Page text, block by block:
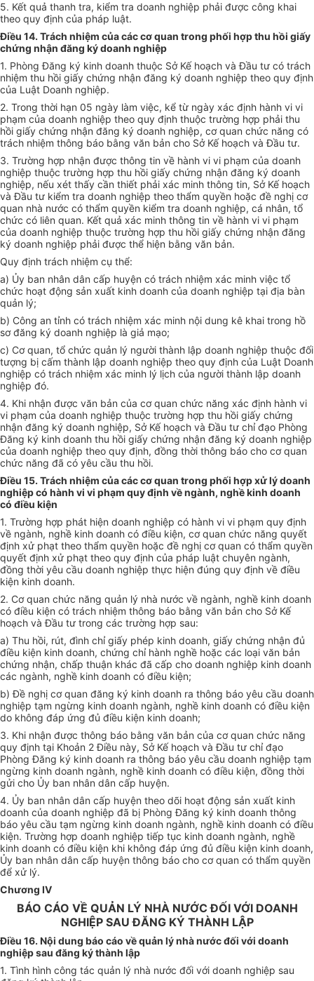
5. Kết quả thanh tra, kiểm tra doanh nghiệp phải được công khai
theo quy định của pháp luật.
Điều 14. Trách nhiệm của các cơ quan trong phối hợp thu hồi giấy
chứng nhận đăng ký doanh nghiệp
1. Phòng Đăng ký kinh doanh thuộc Sở Kế hoạch và Đầu tư có trách
nhiệm thu hồi giấy chứng nhận đăng ký doanh nghiệp theo quy định
của Luật Doanh nghiệp.
2. Trong thời hạn 05 ngày làm việc, kể từ ngày xác định hành vi vi
phạm của doanh nghiệp theo quy định thuộc trường hợp phải thu
hồi giấy chứng nhận đăng ký doanh nghiệp, cơ quan chức năng có
trách nhiệm thông báo bằng văn bản cho Sở Kế hoạch và Đầu tư.
3. Trường hợp nhận được thông tin về hành vi vi phạm của doanh
nghiệp thuộc trường hợp thu hồi giấy chứng nhận đăng ký doanh
nghiệp, nếu xét thấy cần thiết phải xác minh thông tin, Sở Kế hoạch
và Đầu tư kiểm tra doanh nghiệp theo thẩm quyền hoặc đề nghị cơ
quan nhà nước có thẩm quyền kiểm tra doanh nghiệp, cá nhân, tổ
chức có liên quan. Kết quả xác minh thông tin về hành vi vi phạm
của doanh nghiệp thuộc trường hợp thu hồi giấy chứng nhận đăng
ký doanh nghiệp phải được thể hiện bằng văn bản.
Quy định trách nhiệm cụ thể:
a) Ủy ban nhân dân cấp huyện có trách nhiệm xác minh việc tổ
chức hoạt động sản xuất kinh doanh của doanh nghiệp tại địa bàn
quản lý;
b) Công an tỉnh có trách nhiệm xác minh nội dung kê khai trong hồ
sơ đăng ký doanh nghiệp là giả mạo;
c) Cơ quan, tổ chức quản lý người thành lập doanh nghiệp thuộc đối
tượng bị cấm thành lập doanh nghiệp theo quy định của Luật Doanh
nghiệp có trách nhiệm xác minh lý lịch của người thành lập doanh
nghiệp đó.
4. Khi nhận được văn bản của cơ quan chức năng xác định hành vi
vi phạm của doanh nghiệp thuộc trường hợp thu hồi giấy chứng
nhận đăng ký doanh nghiệp, Sở Kế hoạch và Đầu tư chỉ đạo Phòng
Đăng ký kinh doanh thu hồi giấy chứng nhận đăng ký doanh nghiệp
của doanh nghiệp theo quy định, đồng thời thông báo cho cơ quan
chức năng đã có yêu cầu thu hồi.
Điều 15. Trách nhiệm của các cơ quan trong phối hợpxử lý doanh
nghiệp có hành vi vi phạm quy định về ngành, nghề kinh doanh
có điều kiện
1. Trường hợp phát hiện doanh nghiệp có hành vi vi phạm quy định
về ngành, nghề kinh doanh có điều kiện, cơ quan chức năng quyết
định xử phạt theo thẩm quyền hoặc đề nghị cơ quan có thẩm quyền
quyết định xử phạt theo quy định của pháp luật chuyên ngành,
đồng thời yêu cầu doanh nghiệp thực hiện đúng quy định về điều
kiện kinh doanh.
2. Cơ quan chức năng quản lý nhà nước về ngành, nghề kinh doanh
có điều kiện có trách nhiệm thông báo bằng văn bản cho Sở Kế
hoạch và Đầu tư trong các trường hợp sau:
a) Thu hồi, rút, đình chỉ giấy phép kinh doanh, giấy chứng nhận đủ
điều kiện kinh doanh, chứng chỉ hành nghề hoặc các loại văn bản
chứng nhận, chấp thuận khác đã cấp cho doanh nghiệp kinh doanh
các ngành, nghề kinh doanh có điều kiện;
b) Đề nghị cơ quan đăng ký kinh doanh ra thông báo yêu cầu doanh
nghiệp tạm ngừng kinh doanh ngành, nghề kinh doanh có điều kiện
do không đáp ứng đủ điều kiện kinh doanh;
3. Khi nhận được thông báo bằng văn bản của cơ quan chức năng
quy định tại Khoản 2 Điều này, Sở Kế hoạch và Đầu tư chỉ đạo
Phòng Đăng ký kinh doanh ra thông báo yêu cầu doanh nghiệp tạm
ngừng kinh doanh ngành, nghề kinh doanh có điều kiện, đồng thời
gửi cho Ủy ban nhân dân cấp huyện.
4. Ủy ban nhân dân cấp huyện theo dõi hoạt động sản xuất kinh
doanh của doanh nghiệp đã bị Phòng Đăng ký kinh doanh thông
báo yêu cầu tạm ngừng kinh doanh ngành, nghề kinh doanh có điều
kiện. Trường hợp doanh nghiệp tiếp tục kinh doanh ngành, nghề
kinh doanh có điều kiện khi không đáp ứng đủ điều kiện kinh doanh,
Ủy ban nhân dân cấp huyện thông báo cho cơ quan có thẩm quyền
để xử lý.
Chương IV
BÁO CÁO VỀ QUẢN LÝ NHÀ NƯỚC ĐỐI VỚI DOANH
NGHIỆP SAU ĐĂNG KÝ THÀNH LẬP
Điều 16. Nội dung báo cáo về quản lý nhà nước đối với doanh
nghiệp sau đăng ký thành lập
1. Tình hình công tác quản lý nhà nước đối với doanh nghiệp sau